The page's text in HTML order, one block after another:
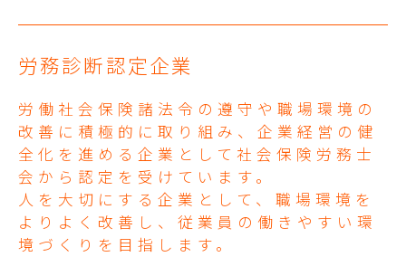
労務診断認定企業
労働社会保険諸法令の遵守や職場環境の
改善に積極的に取り組み、企業経営の健
全化を進める企業として社会保険労務士
会から認定を受けています。
人を大切にする企業として、職場環境を
よりよく改善し、従業員の働きやすい環
境づくりを目指します。